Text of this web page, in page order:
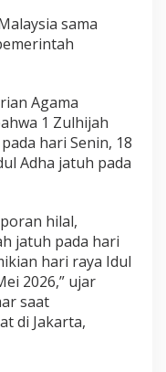
sama
Agama
1 Zulhijah
hari Senin, 18
Adha jatuh pada
hilal,
jatuh pada hari
hari raya Idul
2026,” ujar
saat
di Jakarta,